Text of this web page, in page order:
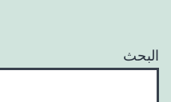
البحث